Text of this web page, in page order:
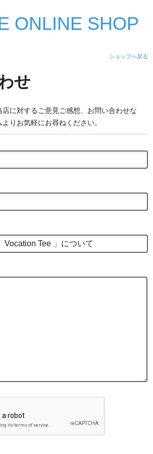
ONLINE SHOP
ショップへ戻る
せ
に対するご意見ご感想、お問い合わせな
りお気軽にお尋ねください。